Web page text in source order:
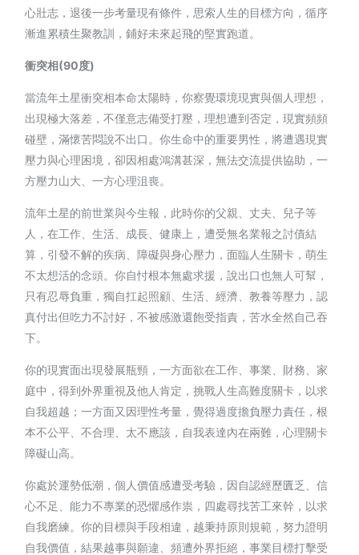
心壯志，退後一步考量現有條件，思索人生的目標方向，循序
漸進累積生聚教訓，鋪好未來起飛的堅實跑道。
衝突相(90度)
當流年土星衝突相本命太陽時，你察覺環境現實與個人理想，
出現極大落差，不僅意志備受打壓，理想遭到否定，現實頻頻
碰壁，滿懷苦悶說不出口。你生命中的重要男性，將遭遇現實
壓力與心理困境，卻因相處鴻溝甚深，無法交流提供協助，一
方壓力山大、一方心理沮喪。
流年土星的前世業與今生報，此時你的父親、丈夫、兒子等
人，在工作、生活、成長、健康上，遭受無名業報之討債結
算，引發不解的疾病、障礙與身心壓力，面臨人生關卡，萌生
不太想活的念頭。你自忖根本無處求援，說出口也無人可幫，
只有忍辱負重，獨自扛起照顧、生活、經濟、教養等壓力，認
真付出但吃力不討好，不被感激還飽受指責，苦水全然自己吞
下。
你的現實面出現發展瓶頸，一方面欲在工作、事業、財務、家
庭中，得到外界重視及他人肯定，挑戰人生高難度關卡，以求
自我超越；一方面又因理性考量，覺得過度擔負壓力責任，根
本不公平、不合理、太不應該，自我表達內在兩難，心理關卡
障礙山高。
你處於運勢低潮，個人價值感遭受考驗，因自認經歷匱乏、信
心不足、能力不專業的恐懼感作祟，四處尋找苦工來幹，以求
自我磨練。你的目標與手段相違，越秉持原則規範，努力證明
自我價值，結果越事與願違、頻遭外界拒絕，事業目標打擊受